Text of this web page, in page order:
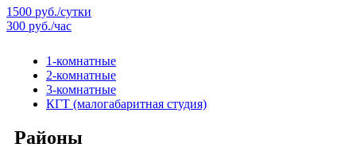
1500 руб./сутки
300 руб./час
1-комнатные
2-комнатные
3-комнатные
КГТ (малогабаритная студия)
Районы